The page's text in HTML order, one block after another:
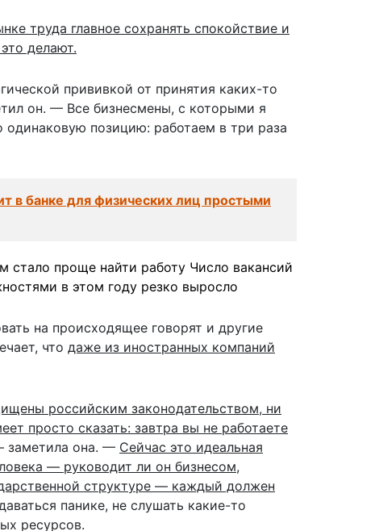
труда главное сохранять спокойствие и
делают.
прививкой от принятия каких-то
он. — Все бизнесмены, с которыми я
позицию: работаем в три раза
в банке для физических лиц простыми
стало проще найти работу Число вакансий
в этом году резко выросло
на происходящее говорят и другие
что даже из иностранных компаний
российским законодательством, ни
просто сказать: завтра вы не работаете
заметила она. — Сейчас это идеальная
— руководит ли он бизнесом,
структуре — каждый должен
панике, не слушать какие-то
ресурсов.